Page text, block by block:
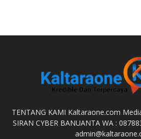
TENTANG KAMI Kaltaraone.com
SIRAN CYBER BANUANTA WA :